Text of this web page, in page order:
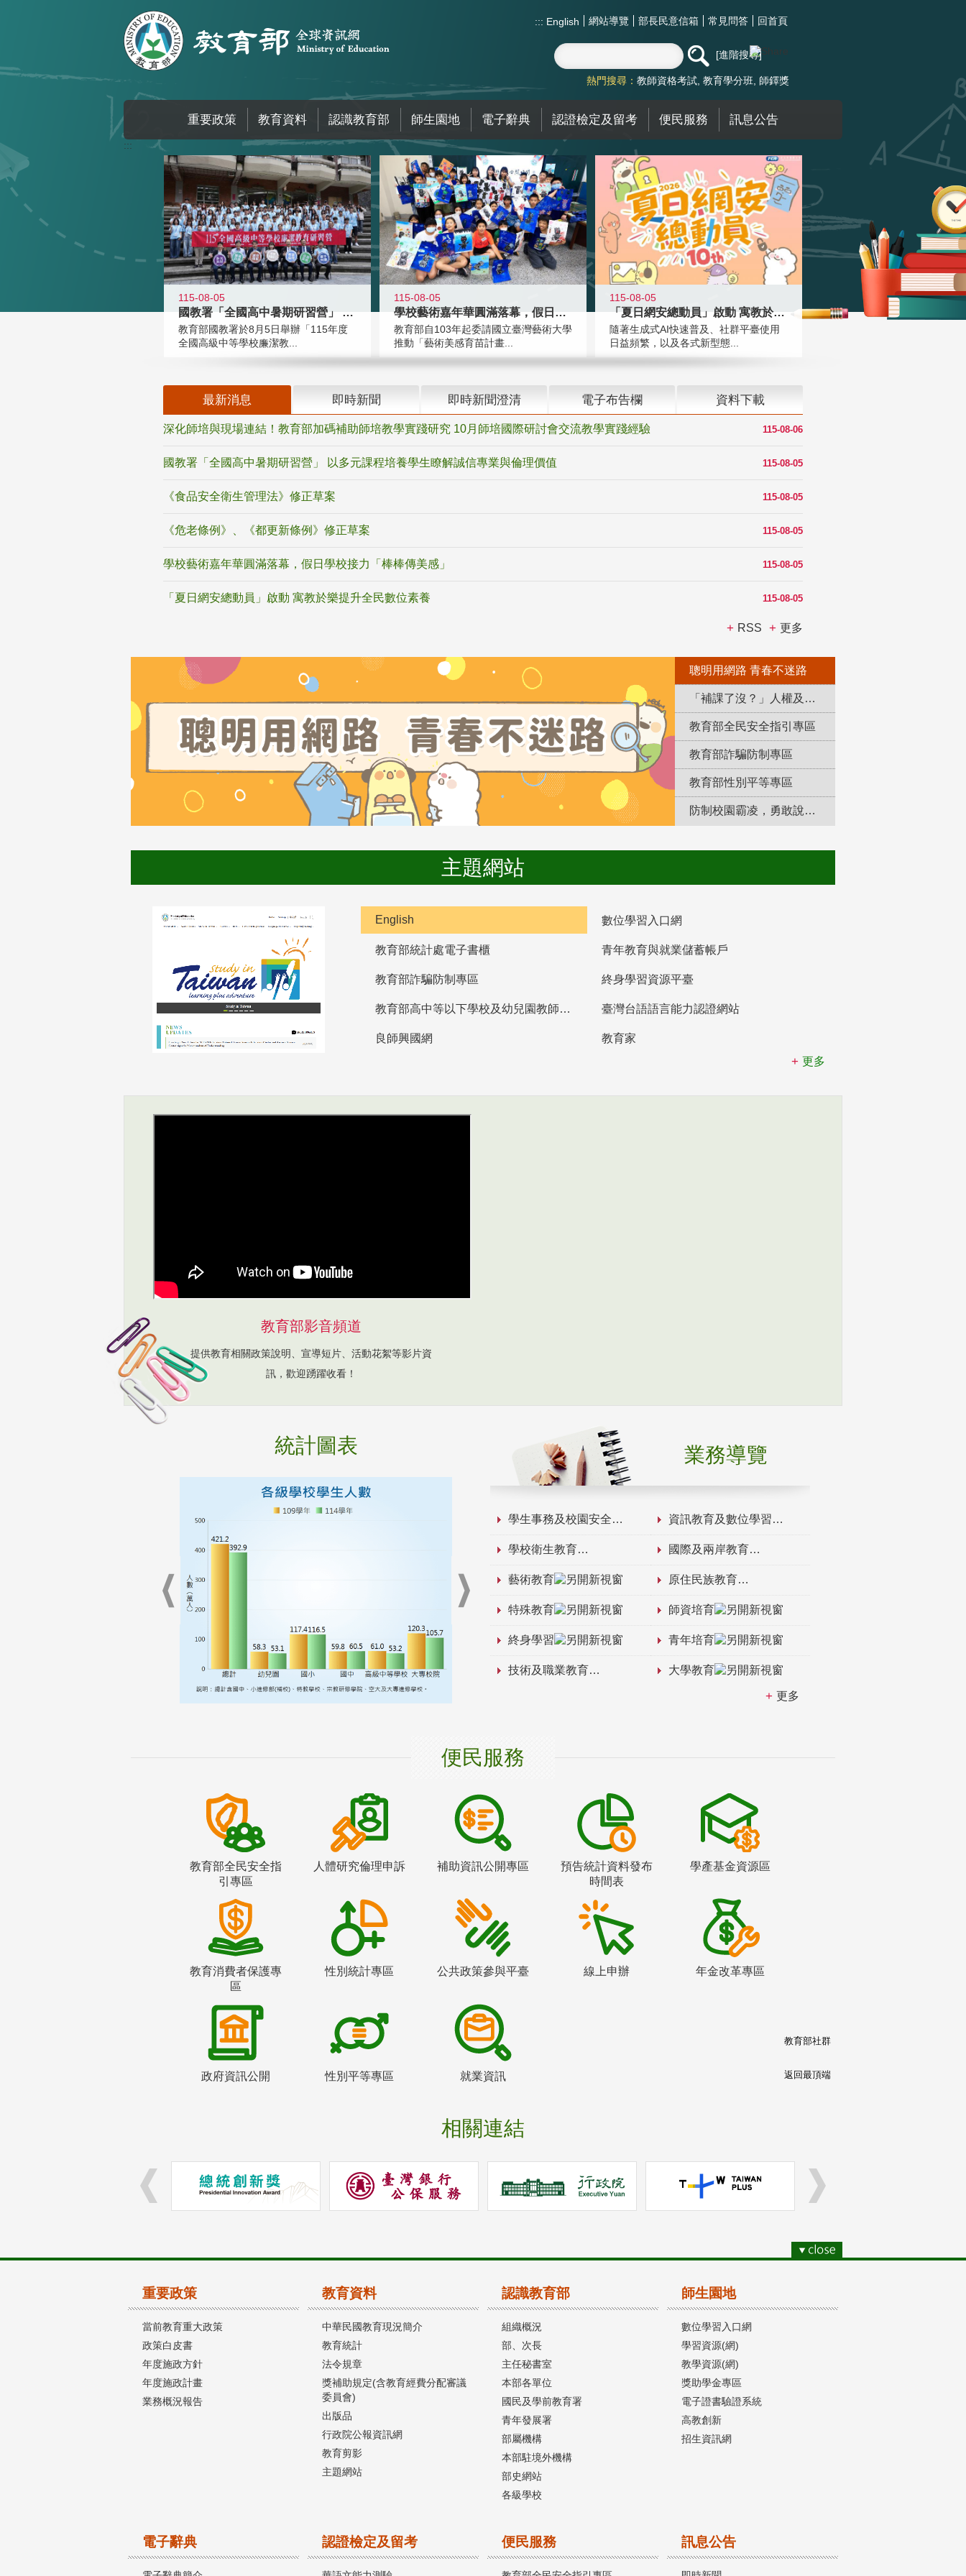
::: English 網站導覽 部長民意信箱 常見問答 回首頁
進階搜尋
熱門搜尋： 教師資格考試 教育學分班 師鐸獎
重要政策 教育資料 認識教育部 師生園地 電子辭典 認證檢定及留考 便民服務 訊息公告
:::
115-08-05
國教署「全國高中暑期研習營」 以多
教育部國教署於8月5日舉辦「115年度
全國高級中等學校廉潔教...
115-08-05
學校藝術嘉年華圓滿落幕，假日學校接
教育部自103年起委請國立臺灣藝術大學
推動「藝術美感育苗計畫...
115-08-05
「夏日網安總動員」啟動 寓教於樂提
隨著生成式AI快速普及、社群平臺使用
日益頻繁，以及各式新型態...
最新消息 即時新聞 即時新聞澄清 電子布告欄 資料下載
115-08-06
深化師培與現場連結！教育部加碼補助師培教學實踐研究 10月師培國際研討會交流教學實踐經驗
115-08-05
國教署「全國高中暑期研習營」 以多元課程培養學生瞭解誠信專業與倫理價值
115-08-05
《食品安全衛生管理法》修正草案
115-08-05
《危老條例》、《都更新條例》修正草案
115-08-05
學校藝術嘉年華圓滿落幕，假日學校接力「棒棒傳美感」
115-08-05
「夏日網安總動員」啟動 寓教於樂提升全民數位素養
RSS 更多
聰明用網路 青春不迷路
「補課了沒？」人權及轉型正義教育專區
教育部全民安全指引專區
教育部詐騙防制專區
教育部性別平等專區
防制校園霸凌，勇敢說出來！
主題網站
English 數位學習入口網
教育部統計處電子書櫃 青年教育與就業儲蓄帳戶
教育部詐騙防制專區 終身學習資源平臺
教育部高中等以下學校及幼兒園教師資格檢定考試 臺灣台語語言能力認證網站
良師興國網
教育家
更多
教育部影音頻道
提供教育相關政策說明、宣導短片、活動花絮等影片資
訊，歡迎踴躍收看！
統計圖表 業務導覽
學生事務及校園安全 資訊教育及數位學習
學校衛生教育 國際及兩岸教育
藝術教育 原住民族教育
特殊教育 師資培育
終身學習 青年培育
技術及職業教育 大學教育
更多
便民服務
教育部全民安全指
引專區
人體研究倫理申訴 補助資訊公開專區
預告統計資料發布
時間表
學產基金資源區
教育消費者保護專
區
性別統計專區 公共政策參與平臺 線上申辦 年金改革專區
政府資訊公開 性別平等專區 就業資訊
相關連結
教育部社群
返回最頂端
重要政策
當前教育重大政策
政策白皮書
年度施政方針
年度施政計畫
業務概況報告
教育資料
中華民國教育現況簡介
教育統計
法令規章
獎補助規定(含教育經費分配審議
委員會)
出版品
行政院公報資訊網
教育剪影
主題網站
認識教育部
組織概況
部、次長
主任秘書室
本部各單位
國民及學前教育署
青年發展署
部屬機構
本部駐境外機構
部史網站
各級學校
師生園地
數位學習入口網
學習資源(網)
教學資源(網)
獎助學金專區
電子證書驗證系統
高教創新
招生資訊網
電子辭典 認證檢定及留考 便民服務 訊息公告